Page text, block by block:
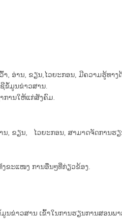
າ, ອ່ານ, ຂຽນ,ໄວຍະກອນ, ມີຄວາມຮູ້ທາງ
ຂໍ້ມູນຂ່າວສານ.
ການໃຫ້ແກ່ສັງຄົມ.
ານ, ຂຽນ, ໄວຍະກອນ, ສາມາດຈັດການຮ
ຂະແໜງ ການອື່ນໆທີ່ກ່ຽວຂ້ອງ
ນຂ່າວສານ ເຂົ້າໃນການຮຽນການສອນພາ